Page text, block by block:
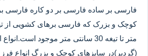
فارسی بر ساده فارسی بر دو کاره فارسی
متر تا تیغه 30 سانتی متر موجود
(گردبر)در سایزهای کوچک و بزرگ انواع